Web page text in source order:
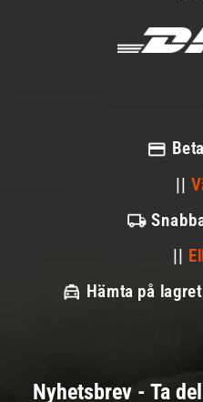
||
||
Hämta på
Nyhetsbrev - Ta